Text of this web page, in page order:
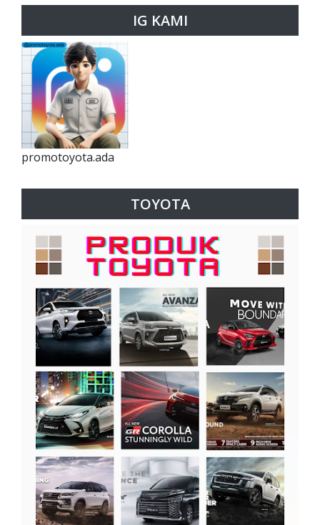
IG KAMI
promotoyota.ada
TOYOTA